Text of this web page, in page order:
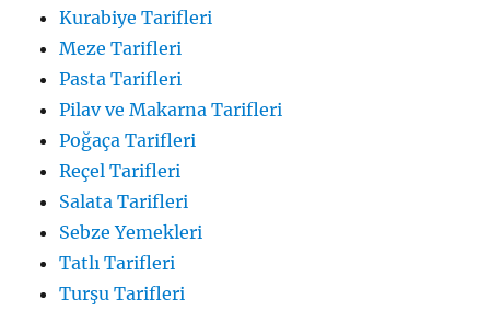
Kurabiye Tarifleri
Meze Tarifleri
Pasta Tarifleri
Pilav ve Makarna Tarifleri
Poğaça Tarifleri
Reçel Tarifleri
Salata Tarifleri
Sebze Yemekleri
Tatlı Tarifleri
Turşu Tarifleri